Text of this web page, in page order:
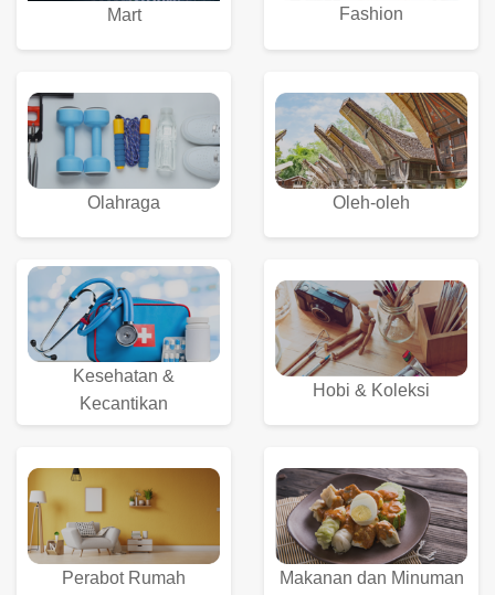
Mart Fashion
Olahraga Oleh-oleh
Kesehatan &
Kecantikan
Hobi & Koleksi
Perabot Rumah Makanan dan Minuman